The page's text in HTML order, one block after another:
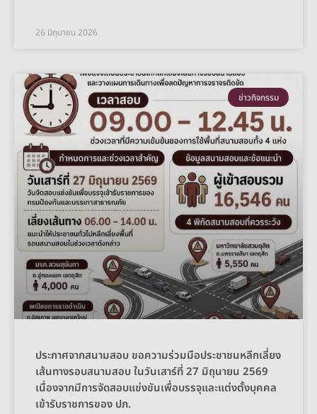
26 มิถุนายน 2026
ข่าวกิจกรรม
ประกาศจากสนามสอบ ขอความร่วมมือประชาชนหลีกเลี่ยง
เส้นทางรอบสนามสอบ ในวันเสาร์ที่ 27 มิถุนายน 2569
เนื่องจากมีการจัดสอบแข่งขันเพื่อบรรจุและแต่งตั้งบุคคล
เข้ารับราชการของ ปภ.